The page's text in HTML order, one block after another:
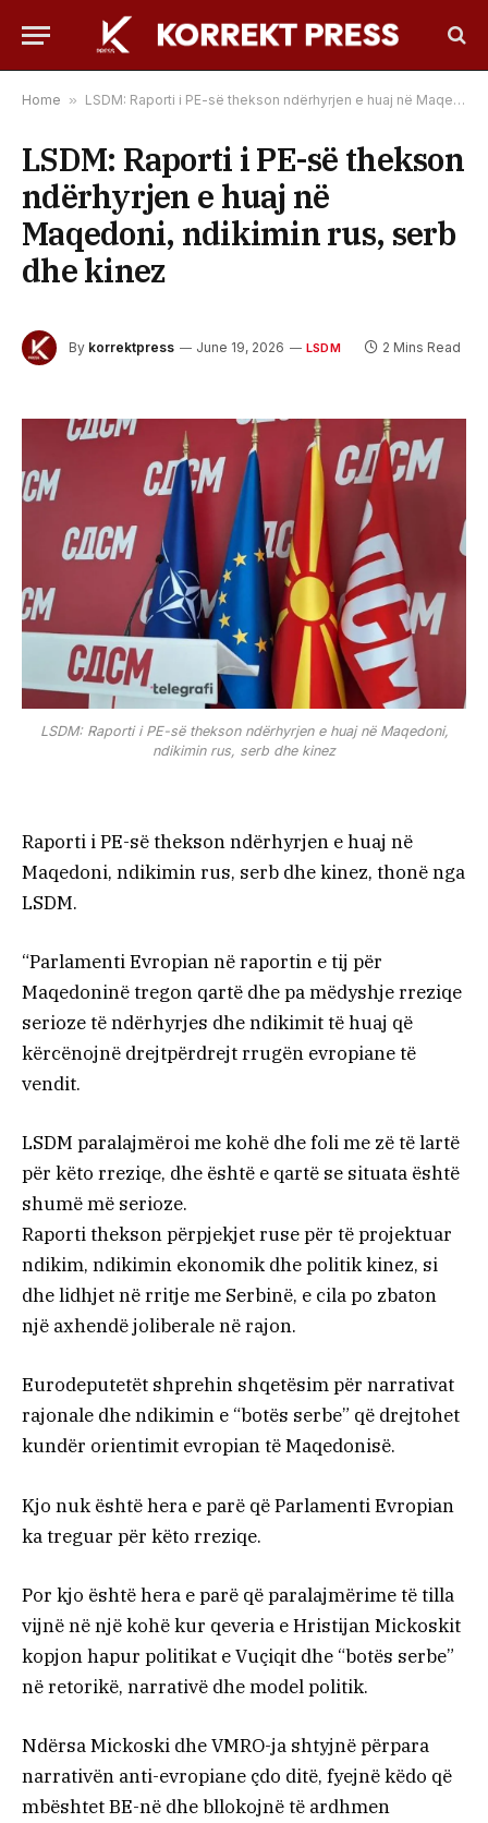
Home » LSDM: Raporti i PE-së thekson ndërhyrjen e huaj në Maqedoni, ndikimin rus, serb dhe kinez
LSDM: Raporti i PE-së thekson
ndërhyrjen e huaj në
Maqedoni, ndikimin rus, serb
dhe kinez
By korrektpress June 19, 2026 LSDM 2 Mins Read
LSDM: Raporti i PE-së thekson ndërhyrjen e huaj në Maqedoni,
ndikimin rus, serb dhe kinez
Raporti i PE-së thekson ndërhyrjen e huaj në
Maqedoni, ndikimin rus, serb dhe kinez, thonë nga
LSDM.
“Parlamenti Evropian në raportin e tij për
Maqedoninë tregon qartë dhe pa mëdyshje rreziqe
serioze të ndërhyrjes dhe ndikimit të huaj që
kërcënojnë drejtpërdrejt rrugën evropiane të
vendit.
LSDM paralajmëroi me kohë dhe foli me zë të lartë
për këto rreziqe, dhe është e qartë se situata është
shumë më serioze.
Raporti thekson përpjekjet ruse për të projektuar
ndikim, ndikimin ekonomik dhe politik kinez, si
dhe lidhjet në rritje me Serbinë, e cila po zbaton
një axhendë joliberale në rajon.
Eurodeputetët shprehin shqetësim për narrativat
rajonale dhe ndikimin e “botës serbe” që drejtohet
kundër orientimit evropian të Maqedonisë.
Kjo nuk është hera e parë që Parlamenti Evropian
ka treguar për këto rreziqe.
Por kjo është hera e parë që paralajmërime të tilla
vijnë në një kohë kur qeveria e Hristijan Mickoskit
kopjon hapur politikat e Vuçiqit dhe “botës serbe”
në retorikë, narrativë dhe model politik.
Ndërsa Mickoski dhe VMRO-ja shtyjnë përpara
narrativën anti-evropiane çdo ditë, fyejnë këdo që
mbështet BE-në dhe bllokojnë të ardhmen